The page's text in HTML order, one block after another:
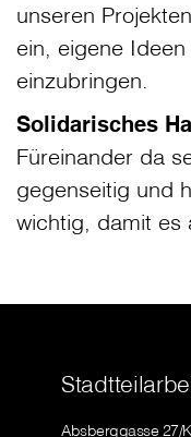
unseren
ein, eigene
einzubringen.
Solidarisches
Füreinander da
gegenseitig und
wichtig, damit es
Absberggasse 27/